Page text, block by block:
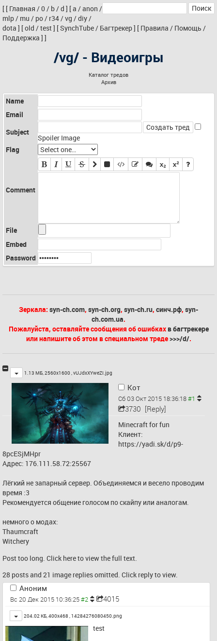
[ [ Главная /0 / b/d ] [a /anon /
mlp/ mu / po/ r34/vg /diy/
dota ] [old /test] [SynchTube/ Багтрекер] [ Правила / Помощь /
Поддержка ] ]
/vg/ - Видеоигры
Каталог тредов
Архив
Name
Email
Subject
Spoiler Image
Flag
Comment
File
Embed
Password
Зеркала: syn-ch.com, syn-ch.org, syn-ch.ru, синч.рф, syn-
ch.com.ua.
Пожалуйста, оставляйте сообщения об ошибках в багтрекере
или напишите об этом в специальном треде>>>/d/.
Toggle
1.13 МБ, 2560x1600 ,vUJdxXYweZI.jpg
Кот
Сб 03 Окт 2015 18:36:18
3730 [Reply]
Minecraft for fun
https://yadi.sk/d/p9-
8pcESjMHpr
Адрес: 176.111.58.72:25567
Лёгкий не запарный сервер. Объединяемся и весело проводим
время :3
Рекомендуется общение голосом по скайпу или аналогам.
немного о модах:
Thaumcraft
Witchery
Post too long. Click here to view the full text.
28 posts and 21 image replies omitted. Click reply to view.
Аноним
Вс 20 Дек 2015 10:36:25 4015
Toggle
204.02 КБ, 400x468 , 14284276080450.png
test